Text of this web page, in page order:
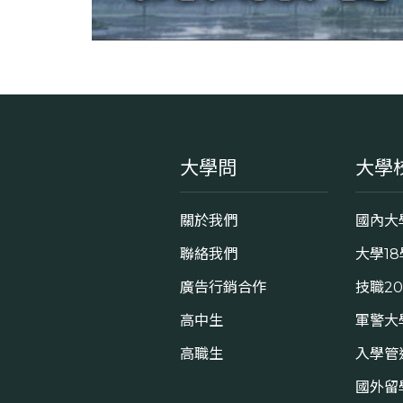
大學問
關於我們
聯絡我們
廣告行銷合作
高中生
高職生
大學
國內大
大學
技職
軍警大
入學管
國外留